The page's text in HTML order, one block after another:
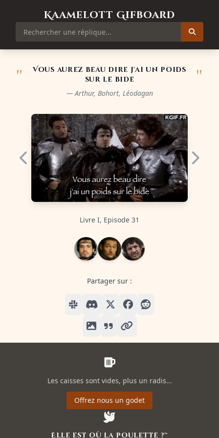
Kaamelott Gifboard
"
Vous aurez beau dire j'ai un poids
sur le bide
"
— Arthur, Bohort, Léodagan
Livre I, Episode 31
Partager sur :
Les caisses sont vides, plus un radis...
Offrez nous un godet
Elle est où la poulette ?™